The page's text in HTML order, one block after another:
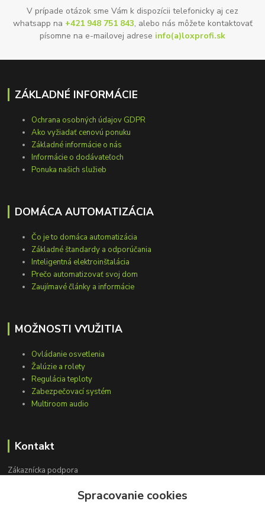
V prípade otázok sme Vám k dispozícii telefonicky aj cez
whatsapp na +421 948 751 843, alebo nás môžete kontaktovať
písomne na e-mailovej adrese info(a)loxprofi.sk
ZÁKLADNÉ INFORMÁCIE
Ochrana osobných údajov GDPR
Ako vyžiadať cenovú ponuku
Základné informácie o nás
Informácie o dodávateľoch
Ponuka našich služieb
DOMÁCA AUTOMATIZÁCIA
Čo je to domáca automatizácia
Základné štandardy a odporúčania
Inteligentná elektroinštalácia
Prečo automatizovať svoj dom
Zaujímavé články a informácie
MOŽNOSTI VYUŽITIA
Ovládanie osvetlenia
Žalúzie a rolety
Regulácia teploty
Zabezpečovací systém
Multiroom audio
Kontakt
Zákaznícka podpora
Spracovanie cookies